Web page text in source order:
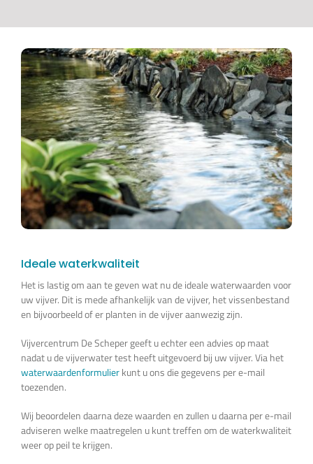
Ideale waterkwaliteit
Het is lastig om aan te geven wat nu de ideale waterwaarden voor
uw vijver. Dit is mede afhankelijk van de vijver, het vissenbestand
en bijvoorbeeld of er planten in de vijver aanwezig zijn.
Vijvercentrum De Scheper geeft u echter een advies op maat
nadat u de vijverwater test heeft uitgevoerd bij uw vijver. Via het
waterwaardenformulierkunt u ons die gegevens per e-mail
toezenden.
Wij beoordelen daarna deze waarden en zullen u daarna per e-mail
adviseren welke maatregelen u kunt treffen om de waterkwaliteit
weer op peil te krijgen.